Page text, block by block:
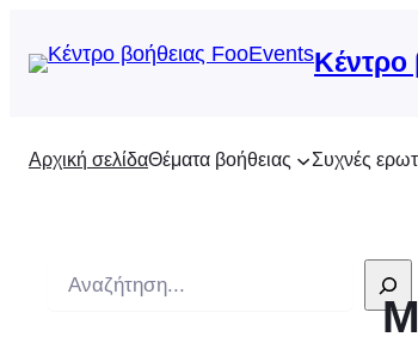
Κέντρο
Αρχική σελίδαΘέματα βοήθειας Συχνές